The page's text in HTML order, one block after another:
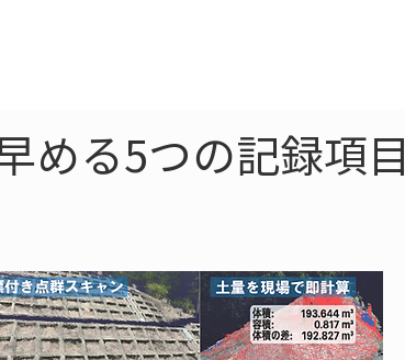
める5つの記録項目